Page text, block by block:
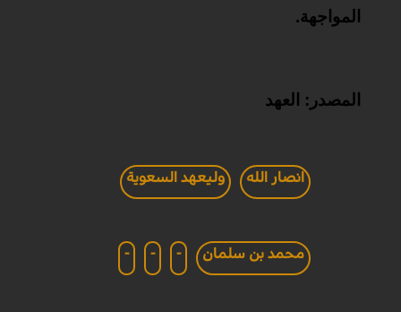
المواجهة.
المصدر: العهد
انصار الله وليعهد السعوية
محمد بن سلمان -
-
-